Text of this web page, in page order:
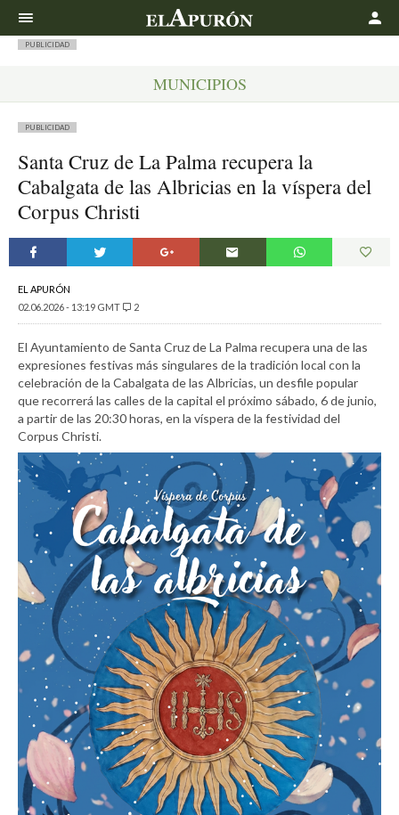
PUBLICIDAD
MUNICIPIOS
PUBLICIDAD
Santa Cruz de La Palma recupera la
Cabalgata de las Albricias en la víspera del
Corpus Christi
EL APURÓN
02.06.2026 - 13:19 GMT
2
El Ayuntamiento de Santa Cruz de La Palma recupera una de las
expresiones festivas más singulares de la tradición local con la
celebración de la Cabalgata de las Albricias, un desfile popular
que recorrerá las calles de la capital el próximo sábado, 6 de junio,
a partir de las 20:30 horas, en la víspera de la festividad del
Corpus Christi.